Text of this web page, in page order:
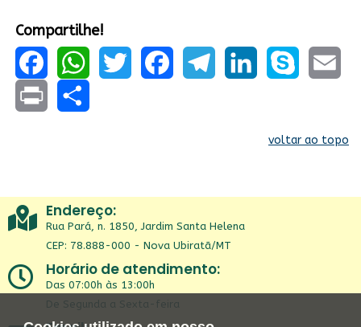
Compartilhe!
FacebookWhatsApp
voltar ao topo
Endereço:
Rua Pará, n. 1850, Jardim Santa Helena
CEP: 78.888-000 - Nova Ubiratã/MT
Horário de atendimento:
Das 07:00h às 13:00h
De Segunda a Sexta-feira